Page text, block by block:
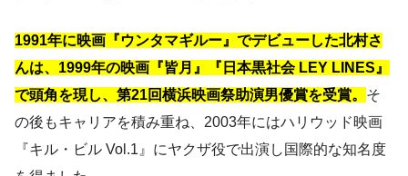
1991年に映画『ウンタマギルー』でデビューした北村さ
んは、1999年の映画『皆月』『日本黒社会 LEY LINES』
で頭角を現し、第21回横浜映画祭助演男優賞を受賞。 そ
の後もキャリアを積み重ね、2003年にはハリウッド映画
『キル・ビル Vol.1』にヤクザ役で出演し国際的な知名度